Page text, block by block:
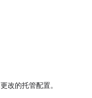
改的托管配置。